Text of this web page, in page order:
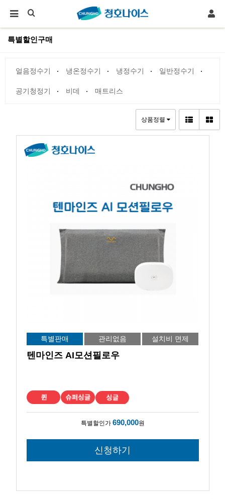
특별할인구매
얼음정수기 냉온정수기 냉정수기 일반정수기
공기청정기 비데 매트리스
상품정렬
특별판매 관리없음 설치비 면제
텐마인즈 AI모션필로우
특별할인가 690,000원